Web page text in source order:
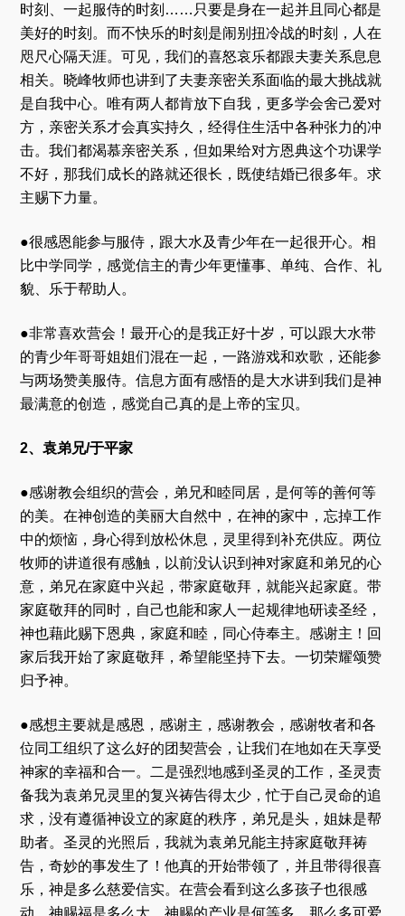
时刻、一起服侍的时刻……只要是身在一起并且同心都是
美好的时刻。而不快乐的时刻是闹别扭冷战的时刻，人在
咫尺心隔天涯。可见，我们的喜怒哀乐都跟夫妻关系息息
相关。晓峰牧师也讲到了夫妻亲密关系面临的最大挑战就
是自我中心。唯有两人都肯放下自我，更多学会舍己爱对
方，亲密关系才会真实持久，经得住生活中各种张力的冲
击。我们都渴慕亲密关系，但如果给对方恩典这个功课学
不好，那我们成长的路就还很长，既使结婚已很多年。求
主赐下力量。
●很感恩能参与服侍，跟大水及青少年在一起很开心。相
比中学同学，感觉信主的青少年更懂事、单纯、合作、礼
貌、乐于帮助人。
●非常喜欢营会！最开心的是我正好十岁，可以跟大水带
的青少年哥哥姐姐们混在一起，一路游戏和欢歌，还能参
与两场赞美服侍。信息方面有感悟的是大水讲到我们是神
最满意的创造，感觉自己真的是上帝的宝贝。
2、袁弟兄/于平家
●感谢教会组织的营会，弟兄和睦同居，是何等的善何等
的美。在神创造的美丽大自然中，在神的家中，忘掉工作
中的烦恼，身心得到放松休息，灵里得到补充供应。两位
牧师的讲道很有感触，以前没认识到神对家庭和弟兄的心
意，弟兄在家庭中兴起，带家庭敬拜，就能兴起家庭。带
家庭敬拜的同时，自己也能和家人一起规律地研读圣经，
神也藉此赐下恩典，家庭和睦，同心侍奉主。感谢主！回
家后我开始了家庭敬拜，希望能坚持下去。一切荣耀颂赞
归予神。
●感想主要就是感恩，感谢主，感谢教会，感谢牧者和各
位同工组织了这么好的团契营会，让我们在地如在天享受
神家的幸福和合一。二是强烈地感到圣灵的工作，圣灵责
备我为袁弟兄灵里的复兴祷告得太少，忙于自己灵命的追
求，没有遵循神设立的家庭的秩序，弟兄是头，姐妹是帮
助者。圣灵的光照后，我就为袁弟兄能主持家庭敬拜祷
告，奇妙的事发生了！他真的开始带领了，并且带得很喜
乐，神是多么慈爱信实。在营会看到这么多孩子也很感
动，神赐福是多么大，神赐的产业是何等多，那么多可爱